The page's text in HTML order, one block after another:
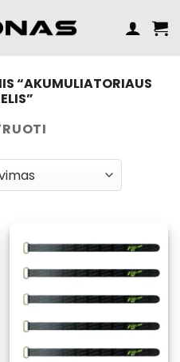
“AKUMULIATORIAUS